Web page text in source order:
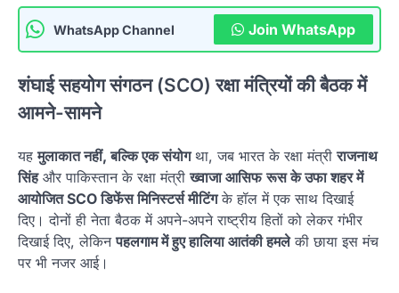
WhatsApp Channel Join WhatsApp
शंघाई सहयोग संगठन (SCO) रक्षा मंत्रियों की बैठक में
आमने-सामने
यहमुलाकात नहीं, बल्कि एक संयोगथा, जब भारत के रक्षा मंत्रीराजनाथ
सिंहऔर पाकिस्तान के रक्षा मंत्रीख्वाजा आसिफ रूस के उफा शहर में
आयोजित SCO डिफेंस मिनिस्टर्स मीटिंगके हॉल में एक साथ दिखाई
दिए। दोनों ही नेता बैठक में अपने-अपने राष्ट्रीय हितों को लेकर गंभीर
दिखाई दिए, लेकिनपहलगाम में हुए हालिया आतंकी हमलेकी छाया इस मंच
पर भी नजर आई।